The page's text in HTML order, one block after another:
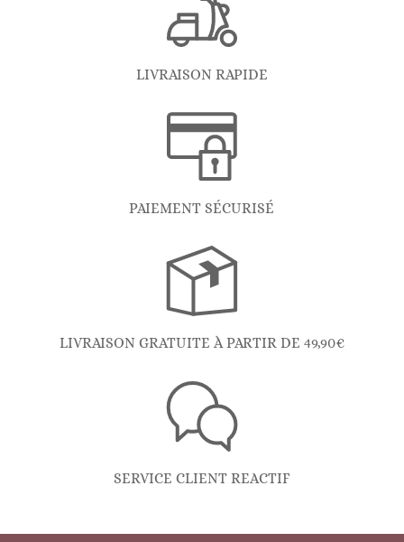
LIVRAISON RAPIDE
PAIEMENT SÉCURISÉ
LIVRAISON GRATUITE À PARTIR DE 49,90€
SERVICE CLIENT REACTIF